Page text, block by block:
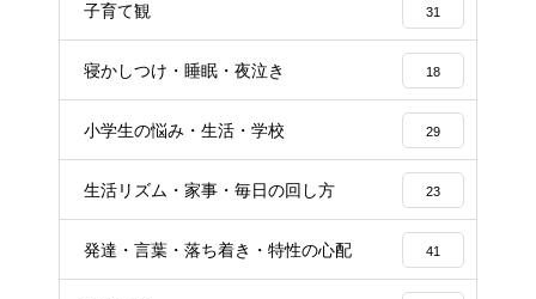
子育て観 31
寝かしつけ・睡眠・夜泣き 18
小学生の悩み・生活・学校 29
生活リズム・家事・毎日の回し方 23
発達・言葉・落ち着き・特性の心配 41